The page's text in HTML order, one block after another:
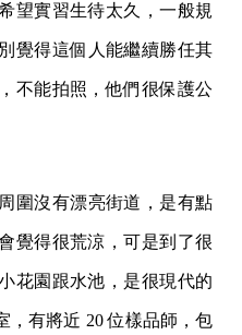
望實習生待太久，一般規
覺得這個人能繼續勝任其
不能拍照，他們很保護公
圍沒有漂亮街道，是有點
覺得很荒涼，可是到了很
花園跟水池，是很現代的
，有將近 20 位樣品師，包